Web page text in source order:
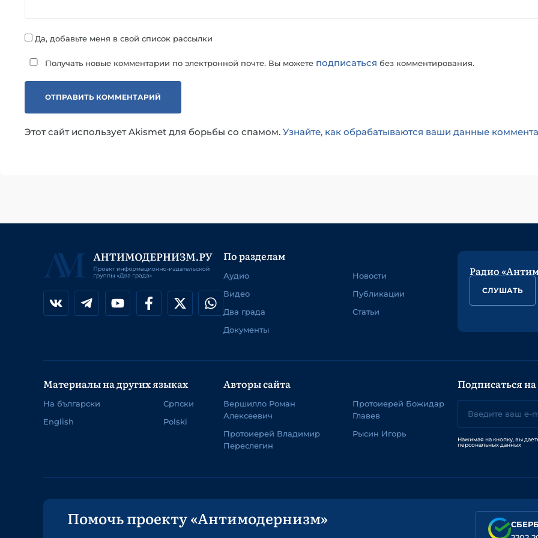
Да, добавьте меня в свой список рассылки
Получать новые комментарии по электронной почте. Вы можете подписаться без комментирования.
Этот сайт использует Akismet для борьбы со спамом. Узнайте, как обрабатываются ваши данные
По разделам
Аудио
Видео
Два града
Документы
Новости
Публикации
Статьи
Радио
СЛУШАТЬ
Материалы на других языках
На български
English
Српски
Polski
Авторы сайта
Вершилло Роман
Алексеевич
Протоиерей Владимир
Переслегин
Протоиерей Божидар
Главев
Рысин Игорь
Подписаться
Нажимая на кнопку, вы
персональных данных
Помочь проекту «Антимодернизм»